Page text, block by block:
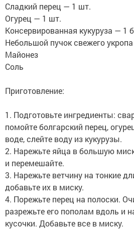
Сладкий перец — 1 шт.
Огурец — 1 шт.
Консервированная кукуруза — 1
Небольшой пучок свежего укропа
Майонез
Соль
Приготовление:
1. Подготовьте ингредиенты:
помойте болгарский перец,
воде, слейте воду из кукурузы.
2. Нарежьте яйца в большую
и перемешайте.
3. Нарежьте ветчину на тонкие
добавьте их в миску.
4. Порежьте перец на полоски.
разрежьте его пополам вдоль и
кусочки. Добавьте все в миску.